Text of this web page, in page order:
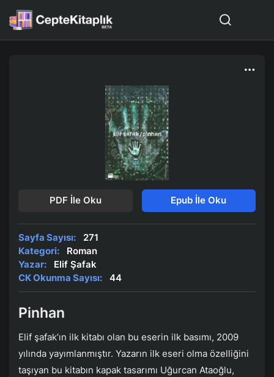
PDF İle Oku Epub İle Oku
Sayfa Sayısı:
271
Kategori:
Roman
Yazar:
Elif Şafak
CK Okunma Sayısı:
44
Pinhan
Elif şafak’ın ilk kitabı olan bu eserin ilk basımı, 2009
yılında yayımlanmıştır. Yazarın ilk eseri olma özelliğini
taşıyan bu kitabın kapak tasarımı Uğurcan Ataoğlu,